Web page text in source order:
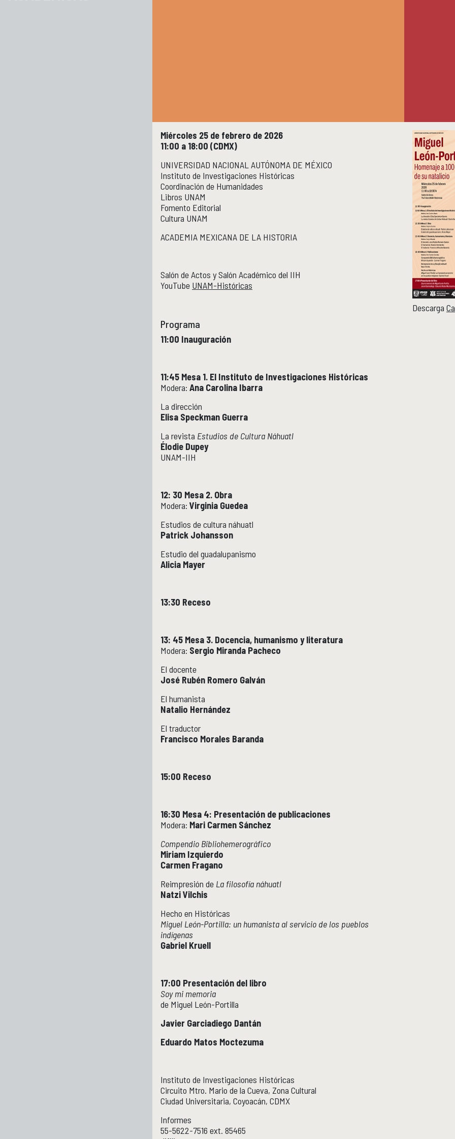
Miércoles 25 de febrero de 2026
11:00 a 18:00 (CDMX)
UNIVERSIDAD NACIONAL AUTÓNOMA DE MÉXICO
Instituto de Investigaciones Históricas
Coordinación de Humanidades
Libros UNAM
Fomento Editorial
Cultura UNAM
ACADEMIA MEXICANA DE LA HISTORIA
Salón de Actos y Salón Académico del IIH
YouTube UNAM-Históricas
Programa
11:00 Inauguración
11:45 Mesa 1. El Instituto de Investigaciones Históricas
Modera: Ana Carolina Ibarra
La dirección
Elisa Speckman Guerra
La revista Estudios de Cultura Náhuatl
Élodie Dupey
UNAM-IIH
12: 30 Mesa 2. Obra
Modera: Virginia Guedea
Estudios de cultura náhuatl
Patrick Johansson
Estudio del guadalupanismo
Alicia Mayer
13:30 Receso
13: 45 Mesa 3. Docencia, humanismo y literatura
Modera: Sergio Miranda Pacheco
El docente
José Rubén Romero Galván
El humanista
Natalio Hernández
El traductor
Francisco Morales Baranda
15:00 Receso
16:30 Mesa 4: Presentación de publicaciones
Modera: Mari Carmen Sánchez
Compendio Bibliohemerográfico
Miriam Izquierdo
Carmen Fragano
Reimpresión de La filosofía náhuatl
Natzi Vilchis
Hecho en Históricas
Miguel León-Portilla: un humanista al servicio de los pueblos
indígenas
Gabriel Kruell
17:00 Presentación del libro
Soy mi memoria
de Miguel León-Portilla
Javier Garciadiego Dantán
Eduardo Matos Moctezuma
Instituto de Investigaciones Históricas
Circuito Mtro. Mario de la Cueva, Zona Cultural
Ciudad Universitaria, Coyoacán, CDMX
Informes
55-5622-7516 ext. 85465
Descarga